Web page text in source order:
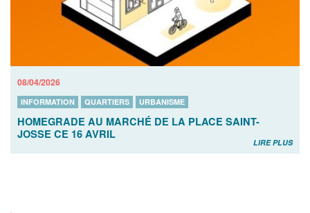
08/04/2026
INFORMATION QUARTIERS URBANISME
HOMEGRADE AU MARCHÉ DE LA PLACE SAINT-
JOSSE CE 16 AVRIL
LIRE PLUS